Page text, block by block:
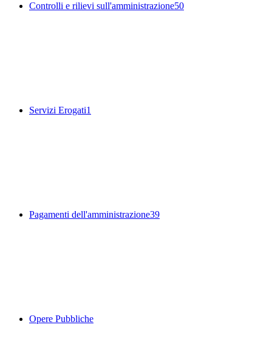
Controlli e rilievi sull'amministrazione50
Servizi Erogati1
Pagamenti dell'amministrazione39
Opere Pubbliche